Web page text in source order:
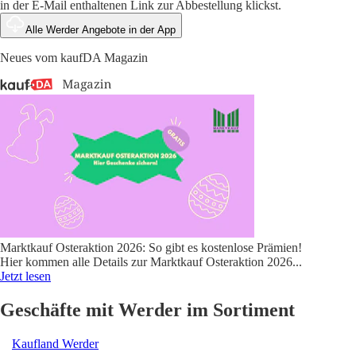
in der E-Mail enthaltenen Link zur Abbestellung klickst.
Alle Werder Angebote in der App
Neues vom kaufDA Magazin
Marktkauf Osteraktion 2026: So gibt es kostenlose Prämien!
Hier kommen alle Details zur Marktkauf Osteraktion 2026...
Jetzt lesen
Geschäfte mit Werder im Sortiment
Kaufland Werder